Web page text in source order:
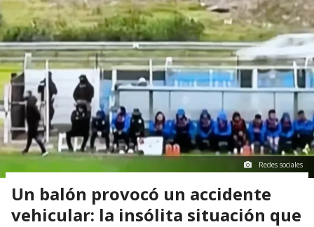
Redes sociales
Un balón provocó un accidente
vehicular: la insólita situación que